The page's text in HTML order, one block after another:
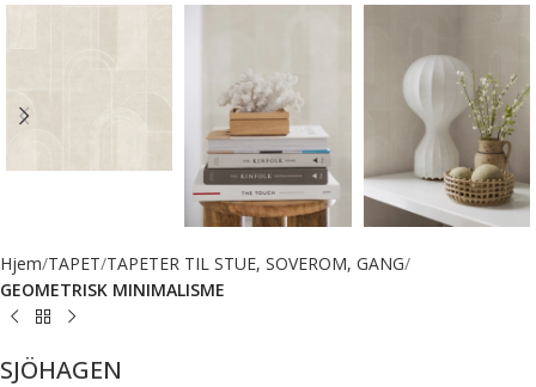
Hjem TAPET TAPETER TIL STUE, SOVEROM, GANG
GEOMETRISK MINIMALISME
SJÖHAGEN